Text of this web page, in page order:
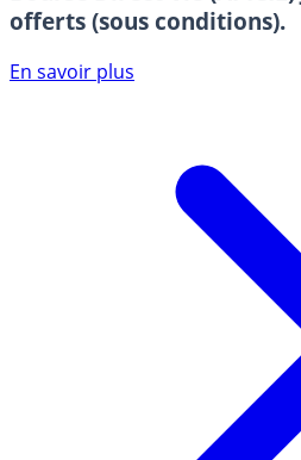
offerts (sous conditions).
En savoir plus